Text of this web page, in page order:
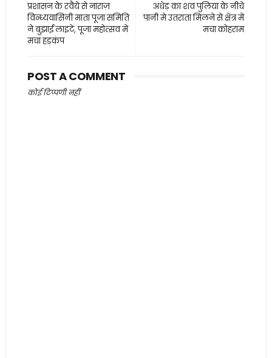
अधेड़ का शव पुलिया के नीचे
पानी मे उतराता मिलने से क्षेत्र में
मचा कोहराम
प्रशासन के रवैये से नाराज़
विन्ध्यवासिनी माता पूजा समिति
ने बुझाईं लाइटें, पूजा महोत्सव में
मचा हड़कंप
POST A COMMENT
कोई टिप्पणी नहीं